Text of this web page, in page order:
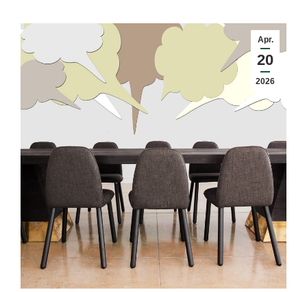
Apr.
20
2026